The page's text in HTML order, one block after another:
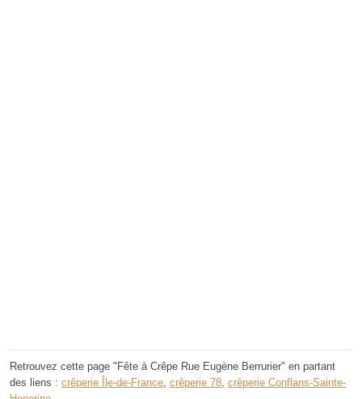
Retrouvez cette page "Fête à Crêpe Rue Eugène Berrurier" en partant
des liens : crêperie Île-de-France, crêperie 78, crêperie Conflans-Sainte-